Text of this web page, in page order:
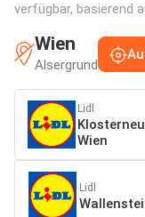
verfügbar, basierend
Wien
Alsergrund
Lidl
Wien
Lidl